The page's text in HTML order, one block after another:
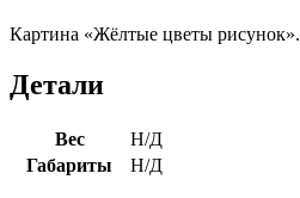
Картина «Жёлтые цветы рисунок».
Детали
Вес
Н/Д
Габариты
Н/Д